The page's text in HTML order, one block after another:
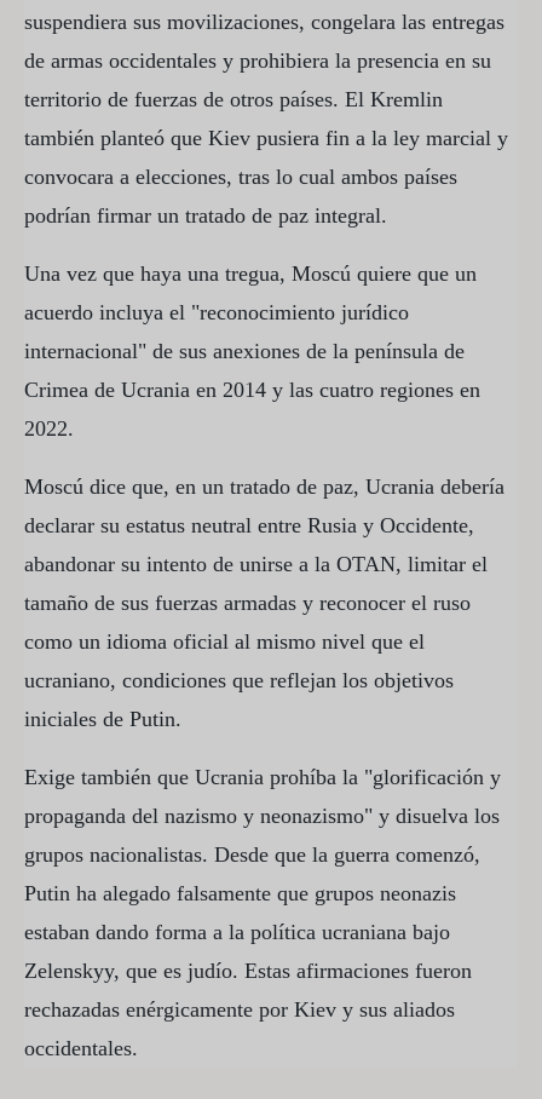
suspendiera sus movilizaciones, congelara las entregas
de armas occidentales y prohibiera la presencia en su
territorio de fuerzas de otros países. El Kremlin
también planteó que Kiev pusiera fin a la ley marcial y
convocara a elecciones, tras lo cual ambos países
podrían firmar un tratado de paz integral.
Una vez que haya una tregua, Moscú quiere que un
acuerdo incluya el "reconocimiento jurídico
internacional" de sus anexiones de la península de
Crimea de Ucrania en 2014 y las cuatro regiones en
2022.
Moscú dice que, en un tratado de paz, Ucrania debería
declarar su estatus neutral entre Rusia y Occidente,
abandonar su intento de unirse a la OTAN, limitar el
tamaño de sus fuerzas armadas y reconocer el ruso
como un idioma oficial al mismo nivel que el
ucraniano, condiciones que reflejan los objetivos
iniciales de Putin.
Exige también que Ucrania prohíba la "glorificación y
propaganda del nazismo y neonazismo" y disuelva los
grupos nacionalistas. Desde que la guerra comenzó,
Putin ha alegado falsamente que grupos neonazis
estaban dando forma a la política ucraniana bajo
Zelenskyy, que es judío. Estas afirmaciones fueron
rechazadas enérgicamente por Kiev y sus aliados
occidentales.